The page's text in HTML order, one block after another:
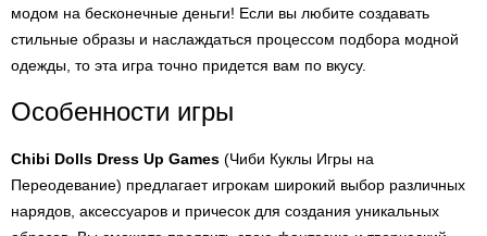
модом на бесконечные деньги! Если вы любите создавать
стильные образы и наслаждаться процессом подбора модной
одежды, то эта игра точно придется вам по вкусу.
Особенности игры
Chibi Dolls Dress Up Games (Чиби Куклы Игры на
Переодевание) предлагает игрокам широкий выбор различных
нарядов, аксессуаров и причесок для создания уникальных